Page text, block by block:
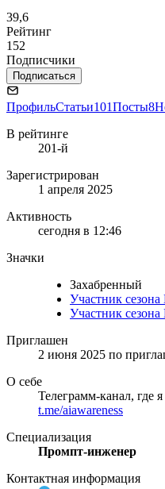
39,6
Рейтинг
152
Подписчики
Подписаться
ПрофильСтатьи101Посты8
В рейтинге
201-й
Зарегистрирован
1 апреля 2025
Активность
сегодня в 12:46
Значки
Захабренный
Участник
Участник
Приглашен
2 июня 2025 по
О себе
Телеграмм-канал, где
t.me/aiawareness
Специализация
Промпт-инженер
Контактная информация